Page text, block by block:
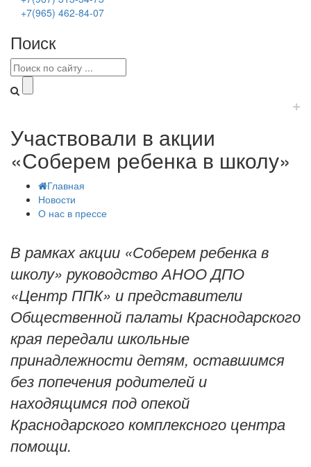
+7(965) 462-84-07
Поиск
+
Участвовали в акции
«Соберем ребенка в школу»
Главная
Новости
О нас в прессе
В рамках акции «Соберем ребенка в
школу» руководство АНОО ДПО
«Центр ППК» и представители
Общественной палаты Краснодарского
края передали школьные
принадлежности детям, оставшимся
без попечения родителей и
находящимся под опекой
Краснодарского комплексного центра
помощи.